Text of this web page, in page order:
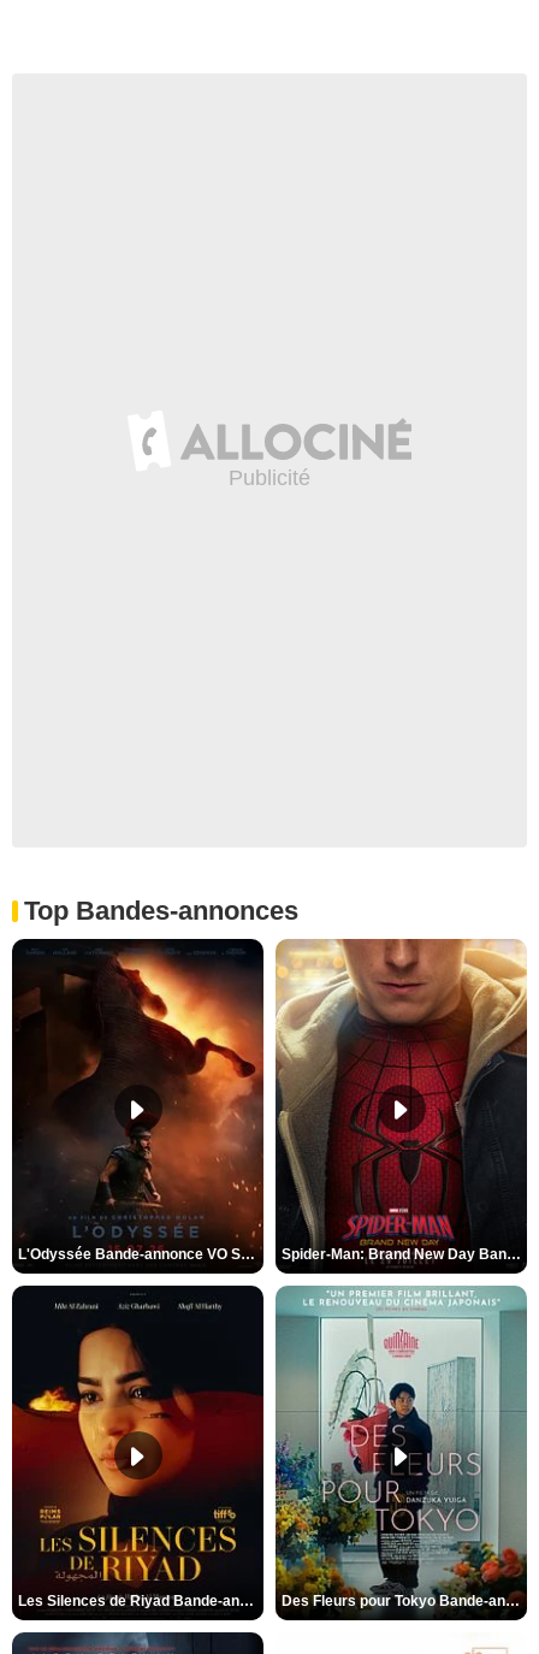
Top Bandes-annonces
L'Odyssée Bande-annonce VO STFR Spider-Man: Brand New Day Bande-annonce VO STFR
Les Silences de Riyad Bande-annonce VO STFR Des Fleurs pour Tokyo Bande-annonce VO STFR